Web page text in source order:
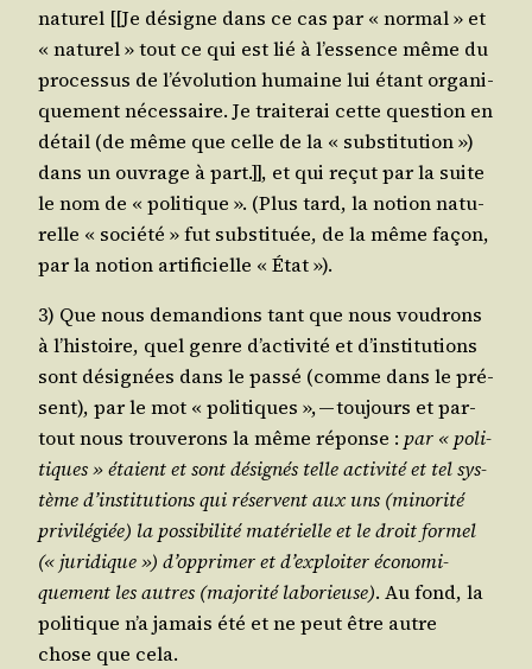
natu­rel [[Je désigne dans ce cas par « nor­mal » et
« natu­rel » tout ce qui est lié à l’essence même du
pro­ces­sus de l’évolution humaine lui étant orga­ni­
que­ment néces­saire. Je trai­te­rai cette ques­tion en
détail (de même que celle de la « sub­sti­tu­tion »)
dans un ouvrage à part.]], et qui reçut par la suite
le nom de « poli­tique ». (Plus tard, la notion natu­
relle « socié­té » fut sub­sti­tuée, de la même façon,
par la notion arti­fi­cielle « État »).
3) Que nous deman­dions tant que nous vou­drons
à l’histoire, quel genre d’activité et d’institutions
sont dési­gnées dans le pas­sé (comme dans le pré­
sent), par le mot « poli­tiques », — tou­jours et par­
tout nous trou­ve­rons la même réponse : par « poli­
tiques » étaient et sont dési­gnés telle acti­vi­té et tel sys­
tème d’institutions qui réservent aux uns (mino­ri­té
pri­vi­lé­giée) la pos­si­bi­li­té maté­rielle et le droit for­mel
(« juri­dique ») d’opprimer et d’exploiter économi­
quement les autres (majo­ri­té labo­rieuse). Au fond, la
poli­tique n’a jamais été et ne peut être autre
chose que cela.